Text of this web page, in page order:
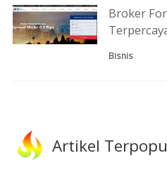
Broker
Bisnis
Artikel